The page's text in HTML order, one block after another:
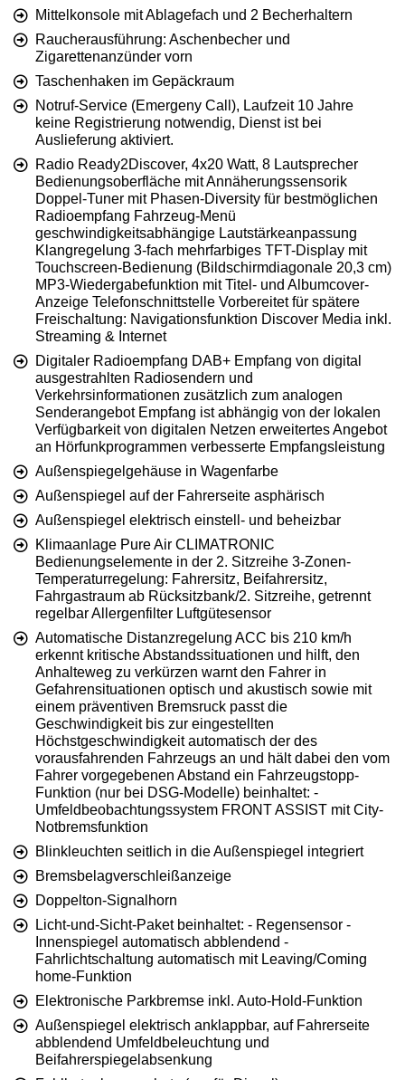
Mittelkonsole mit Ablagefach und 2 Becherhaltern
Raucherausführung: Aschenbecher und
Zigarettenanzünder vorn
Taschenhaken im Gepäckraum
Notruf-Service (Emergeny Call), Laufzeit 10 Jahre
keine Registrierung notwendig, Dienst ist bei
Auslieferung aktiviert.
Radio Ready2Discover, 4x20 Watt, 8 Lautsprecher
Bedienungsoberfläche mit Annäherungssensorik
Doppel-Tuner mit Phasen-Diversity für bestmöglichen
Radioempfang Fahrzeug-Menü
geschwindigkeitsabhängige Lautstärkeanpassung
Klangregelung 3-fach mehrfarbiges TFT-Display mit
Touchscreen-Bedienung (Bildschirmdiagonale 20,3 cm)
MP3-Wiedergabefunktion mit Titel- und Albumcover-
Anzeige Telefonschnittstelle Vorbereitet für spätere
Freischaltung: Navigationsfunktion Discover Media inkl.
Streaming & Internet
Digitaler Radioempfang DAB+ Empfang von digital
ausgestrahlten Radiosendern und
Verkehrsinformationen zusätzlich zum analogen
Senderangebot Empfang ist abhängig von der lokalen
Verfügbarkeit von digitalen Netzen erweitertes Angebot
an Hörfunkprogrammen verbesserte Empfangsleistung
Außenspiegelgehäuse in Wagenfarbe
Außenspiegel auf der Fahrerseite asphärisch
Außenspiegel elektrisch einstell- und beheizbar
Klimaanlage Pure Air CLIMATRONIC
Bedienungselemente in der 2. Sitzreihe 3-Zonen-
Temperaturregelung: Fahrersitz, Beifahrersitz,
Fahrgastraum ab Rücksitzbank/2. Sitzreihe, getrennt
regelbar Allergenfilter Luftgütesensor
Automatische Distanzregelung ACC bis 210 km/h
erkennt kritische Abstandssituationen und hilft, den
Anhalteweg zu verkürzen warnt den Fahrer in
Gefahrensituationen optisch und akustisch sowie mit
einem präventiven Bremsruck passt die
Geschwindigkeit bis zur eingestellten
Höchstgeschwindigkeit automatisch der des
vorausfahrenden Fahrzeugs an und hält dabei den vom
Fahrer vorgegebenen Abstand ein Fahrzeugstopp-
Funktion (nur bei DSG-Modelle) beinhaltet: -
Umfeldbeobachtungssystem FRONT ASSIST mit City-
Notbremsfunktion
Blinkleuchten seitlich in die Außenspiegel integriert
Bremsbelagverschleißanzeige
Doppelton-Signalhorn
Licht-und-Sicht-Paket beinhaltet: - Regensensor -
Innenspiegel automatisch abblendend -
Fahrlichtschaltung automatisch mit Leaving/Coming
home-Funktion
Elektronische Parkbremse inkl. Auto-Hold-Funktion
Außenspiegel elektrisch anklappbar, auf Fahrerseite
abblendend Umfeldbeleuchtung und
Beifahrerspiegelabsenkung